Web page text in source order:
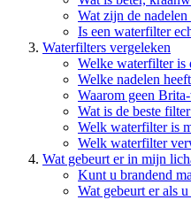
Wat zijn de
Is een waterfilter
Waterfilters vergeleken
Welke waterfilter is
Welke nadelen
Waarom geen
Wat is de beste
Welk waterfilter is
Welk waterfilter
Wat gebeurt er in mijn
Kunt u brandend
Wat gebeurt er als